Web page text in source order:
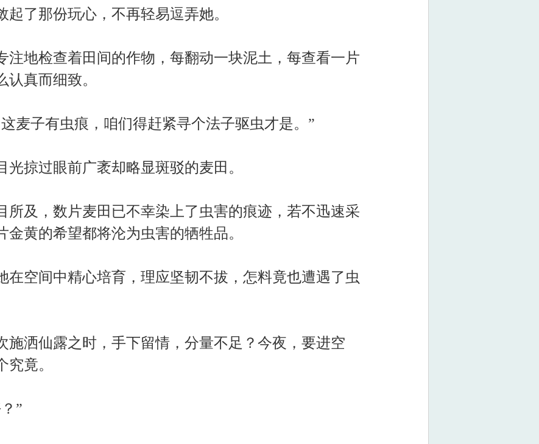
了那份玩心，不再轻易逗弄她。
地检查着田间的作物，每翻动一块泥土，每查看一片
认真而细致。
麦子有虫痕，咱们得赶紧寻个法子驱虫才是。”
掠过眼前广袤却略显斑驳的麦田。
及，数片麦田已不幸染上了虫害的痕迹，若不迅速采
金黄的希望都将沦为虫害的牺牲品。
空间中精心培育，理应坚韧不拔，怎料竟也遭遇了虫
洒仙露之时，手下留情，分量不足？今夜，要进空
竟。
”